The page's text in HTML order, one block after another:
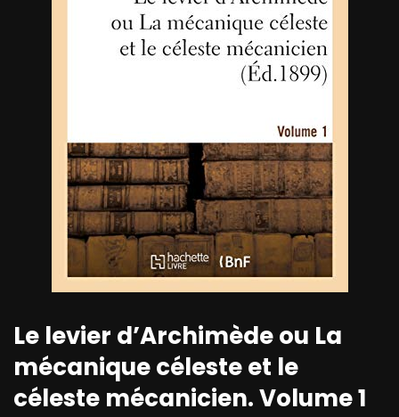
Le levier d’Archimède ou La
mécanique céleste et le
céleste mécanicien. Volume 1